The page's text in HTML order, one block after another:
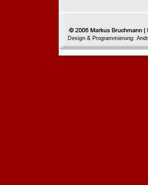
Design & Programmierung: